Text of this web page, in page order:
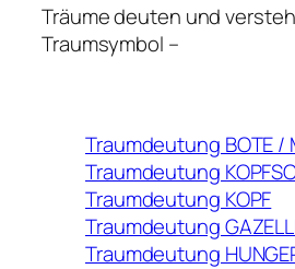
Träume deuten und
Traumsymbol –
Traumdeutung BOTE /
Traumdeutung
Traumdeutung KOPF
Traumdeutung
Traumdeutung